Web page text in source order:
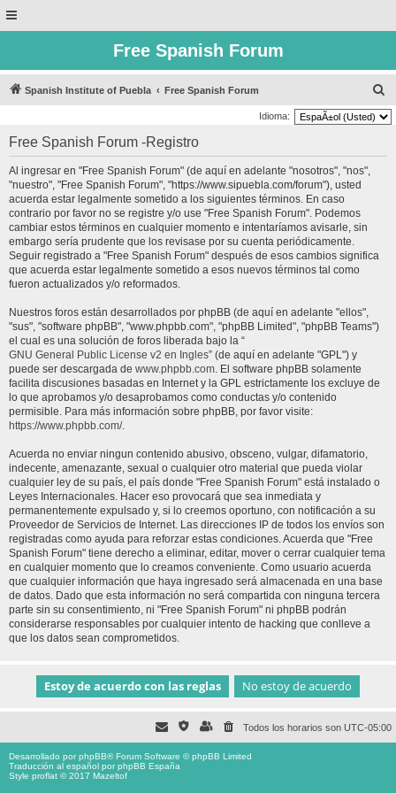
Free Spanish Forum
Spanish Institute of Puebla Free Spanish Forum
u
Idioma:
Free Spanish Forum -Registro
Al ingresar en "Free Spanish Forum" (de aquí en adelante "nosotros", "nos",
"nuestro", "Free Spanish Forum", "https://www.sipuebla.com/forum"), usted
acuerda estar legalmente sometido a los siguientes términos. En caso
contrario por favor no se registre y/o use "Free Spanish Forum". Podemos
cambiar estos términos en cualquier momento e intentaríamos avisarle, sin
embargo sería prudente que los revisase por su cuenta periódicamente.
Seguir registrado a "Free Spanish Forum" después de esos cambios significa
que acuerda estar legalmente sometido a esos nuevos términos tal como
fueron actualizados y/o reformados.
Nuestros foros están desarrollados por phpBB (de aquí en adelante "ellos",
"sus", "software phpBB", "www.phpbb.com", "phpBB Limited", "phpBB Teams")
el cual es una solución de foros liberada bajo la “
GNU General Public License v2 en Ingles” (de aquí en adelante "GPL") y
puede ser descargada de www.phpbb.com. El software phpBB solamente
facilita discusiones basadas en Internet y la GPL estrictamente los excluye de
lo que aprobamos y/o desaprobamos como conductas y/o contenido
permisible. Para más información sobre phpBB, por favor visite:
https://www.phpbb.com/.
Acuerda no enviar ningun contenido abusivo, obsceno, vulgar, difamatorio,
indecente, amenazante, sexual o cualquier otro material que pueda violar
cualquier ley de su país, el país donde "Free Spanish Forum" está instalado o
Leyes Internacionales. Hacer eso provocará que sea inmediata y
permanentemente expulsado y, si lo creemos oportuno, con notificación a su
Proveedor de Servicios de Internet. Las direcciones IP de todos los envíos son
registradas como ayuda para reforzar estas condiciones. Acuerda que "Free
Spanish Forum" tiene derecho a eliminar, editar, mover o cerrar cualquier tema
en cualquier momento que lo creamos conveniente. Como usuario acuerda
que cualquier información que haya ingresado será almacenada en una base
de datos. Dado que esta información no será compartida con ninguna tercera
parte sin su consentimiento, ni "Free Spanish Forum" ni phpBB podrán
considerarse responsables por cualquier intento de hacking que conlleve a
que los datos sean comprometidos.
Todos los horarios son UTC-05:00
Desarrollado porphpBB® Forum Software © phpBB Limited
Traducción al español porphpBB España
Style proflat © 2017 Mazeltof